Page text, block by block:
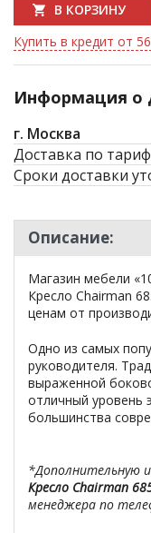
В КОРЗИНУ
Купить в кредит от
Информация о
г. Москва
Доставка по
Сроки доставки
Описание:
Магазин мебели
Кресло Chairman
ценам от
Одно из самых
руководителя.
выраженной
отличный уровень
большинства
*Дополнительную
Кресло Chairman
менеджера по